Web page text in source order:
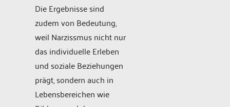
Die Ergebnisse sind
zudem von Bedeutung,
weil Narzissmus nicht nur
das individuelle Erleben
und soziale Beziehungen
prägt, sondern auch in
Lebensbereichen wie